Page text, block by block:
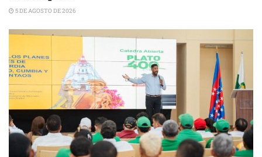
5 DE AGOSTO DE 2026